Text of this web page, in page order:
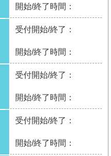
開始/終了時間：
受付開始/終了：
開始/終了時間：
受付開始/終了：
開始/終了時間：
受付開始/終了：
開始/終了時間：